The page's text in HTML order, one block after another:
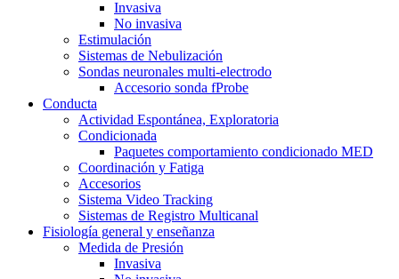
Invasiva
No invasiva
Estimulación
Sistemas de Nebulización
Sondas neuronales multi-electrodo
Accesorio sonda fProbe
Conducta
Actividad Espontánea, Exploratoria
Condicionada
Paquetes comportamiento condicionado MED
Coordinación y Fatiga
Accesorios
Sistema Video Tracking
Sistemas de Registro Multicanal
Fisiología general y enseñanza
Medida de Presión
Invasiva